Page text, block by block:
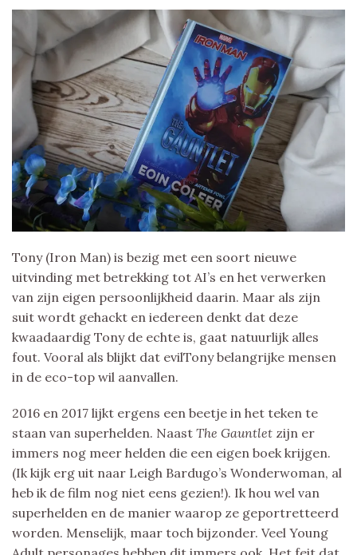
Tony (Iron Man) is bezig met een soort nieuwe
uitvinding met betrekking tot AI’s en het verwerken
van zijn eigen persoonlijkheid daarin. Maar als zijn
suit wordt gehackt en iedereen denkt dat deze
kwaadaardig Tony de echte is, gaat natuurlijk alles
fout. Vooral als blijkt dat evilTony belangrijke mensen
in de eco-top wil aanvallen.
2016 en 2017 lijkt ergens een beetje in het teken te
staan van superhelden. Naast The Gauntlet zijn er
immers nog meer helden die een eigen boek krijgen.
(Ik kijk erg uit naar Leigh Bardugo’s Wonderwoman, al
heb ik de film nog niet eens gezien!). Ik hou wel van
superhelden en de manier waarop ze geportretteerd
worden. Menselijk, maar toch bijzonder. Veel Young